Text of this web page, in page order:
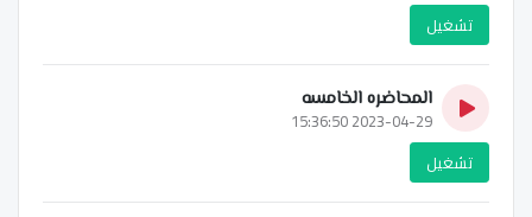
تشغيل
المحاضره الخامسه
2023-04-29 15:36:50
تشغيل